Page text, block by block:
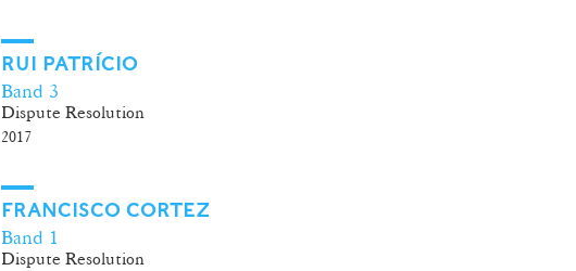
RUI PATRÍCIO
Band 3
Dispute Resolution
2017
FRANCISCO CORTEZ
Band 1
Dispute Resolution